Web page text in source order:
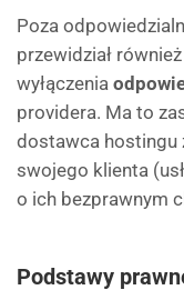
Poza
przewidział
wyłączenia
providera. Ma to
dostawca hostingu
swojego klienta
o ich bezprawnym
Podstawy